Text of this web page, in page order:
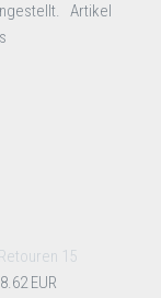
Artikel
15
EUR